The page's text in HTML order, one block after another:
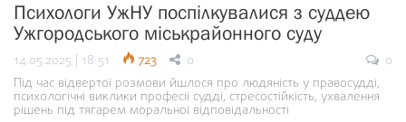
Психологи УжНУ поспілкувалися з суддею
Ужгородського міськрайонного суду
14.05.2025 | 18:51 723 0
0
Під час відвертої розмови йшлося про людяність у правосудді,
психологічні виклики професії судді, стресостійкість, ухвалення
рішень під тягарем моральної відповідальності